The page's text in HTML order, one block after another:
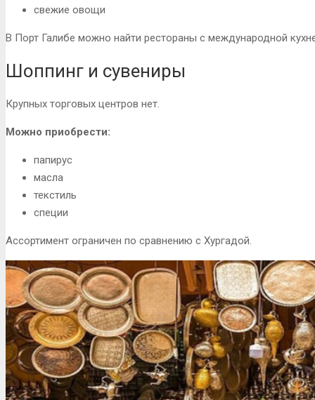
свежие овощи
В Порт Галибе можно найти рестораны с международной
Шоппинг и сувениры
Крупных торговых центров нет.
Можно приобрести:
папирус
масла
текстиль
специи
Ассортимент ограничен по сравнению с Хургадой.